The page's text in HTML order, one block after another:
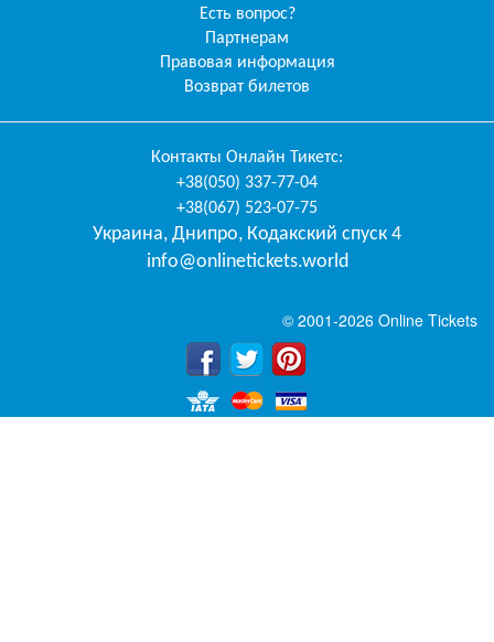
Есть вопрос?
Партнерам
Правовая информация
Возврат билетов
Контакты Онлайн Тикетс:
+38(050) 337-77-04
+38(067) 523-07-75
Украина, Днипро, Кодакский спуск 4
info@onlinetickets.world
© 2001-2026 Online Tickets